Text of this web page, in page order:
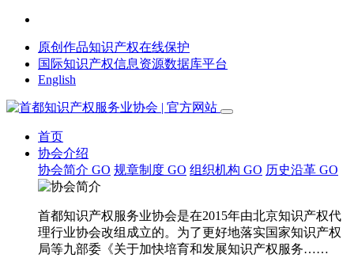
原创作品知识产权在线保护
国际知识产权信息资源数据库平台
English
首页
协会介绍
协会简介 GO 规章制度 GO 组织机构 GO 历史沿革 GO
首都知识产权服务业协会是在2015年由北京知识产权代
理行业协会改组成立的。为了更好地落实国家知识产权
局等九部委《关于加快培育和发展知识产权服务……